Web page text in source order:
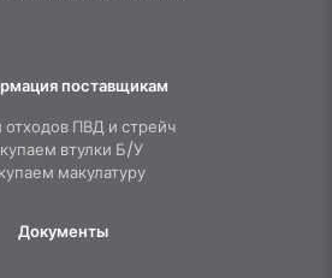
поставщикам
ПВД и стрейч
втулки Б/У
макулатуру
Документы